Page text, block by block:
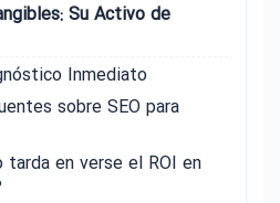
Su Activo de
Inmediato
sobre SEO para
en verse el ROI en